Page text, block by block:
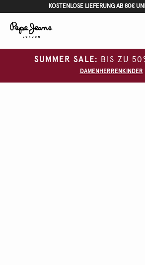
KOSTENLOSE LIEFERUNG AB 80€
SUMMER SALE: BIS ZU
DAMEN HERREN KINDER